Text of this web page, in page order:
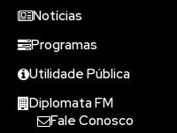
Notícias
Programas
Utilidade Pública
Diplomata FM
Fale Conosco